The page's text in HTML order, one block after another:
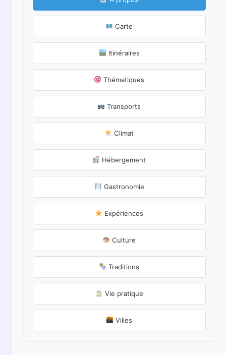
Carte
Itinéraires
Thématiques
Transports
Climat
Hébergement
Gastronomie
Expériences
Culture
Traditions
Vie pratique
Villes